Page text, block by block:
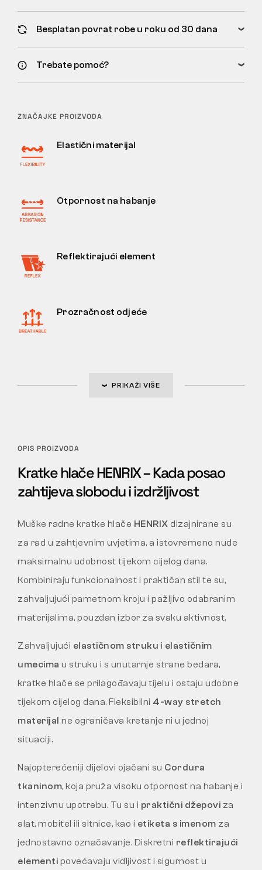
Besplatan povrat robe u roku od 30 dana
Trebate pomoć?
ZNAČAJKE PROIZVODA
Elastični materijal
Otpornost na habanje
Reflektirajući element
Prozračnost odjeće
PRIKAŽI VIŠE
OPIS PROIZVODA
Kratke hlače HENRIX – Kada posao
zahtijeva slobodu i izdržljivost
Muške radne kratke hlače HENRIX dizajnirane su
za rad u zahtjevnim uvjetima, a istovremeno nude
maksimalnu udobnost tijekom cijelog dana.
Kombiniraju funkcionalnost i praktičan stil te su,
zahvaljujući pametnom kroju i pažljivo odabranim
materijalima, pouzdan izbor za svaku aktivnost.
Zahvaljujući elastičnom struku i elastičnim
umecima u struku i s unutarnje strane bedara,
kratke hlače se prilagođavaju tijelu i ostaju udobne
tijekom cijelog dana. Fleksibilni 4-way stretch
materijal ne ograničava kretanje ni u jednoj
situaciji.
Najopterećeniji dijelovi ojačani su Cordura
tkaninom, koja pruža visoku otpornost na habanje i
intenzivnu upotrebu. Tu su i praktični džepovi za
alat, mobitel ili sitnice, kao i etiketa s imenom za
jednostavno označavanje. Diskretni reflektirajući
elementi povećavaju vidljivost i sigurnost u